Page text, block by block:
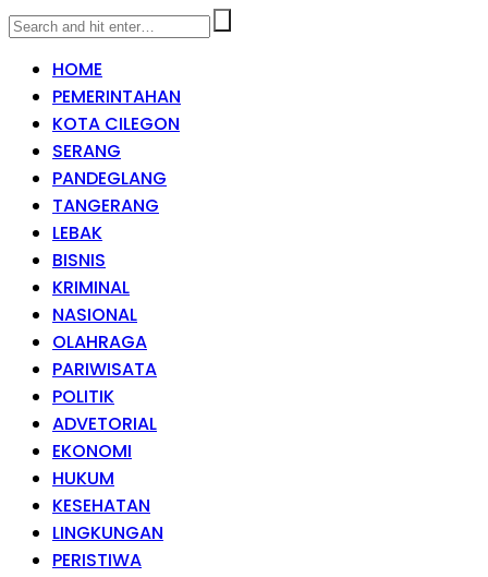
HOME
PEMERINTAHAN
KOTA CILEGON
SERANG
PANDEGLANG
TANGERANG
LEBAK
BISNIS
KRIMINAL
NASIONAL
OLAHRAGA
PARIWISATA
POLITIK
ADVETORIAL
EKONOMI
HUKUM
KESEHATAN
LINGKUNGAN
PERISTIWA